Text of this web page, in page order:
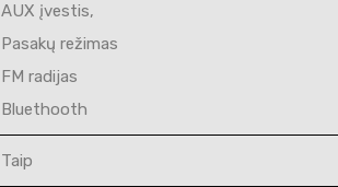
AUX įvestis,
Pasakų režimas
FM radijas
Bluethooth
Taip